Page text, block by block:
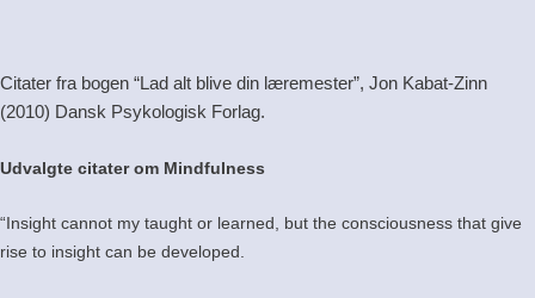
Citater fra bogen “Lad alt blive din læremester”, Jon Kabat-Zinn
(2010) Dansk Psykologisk Forlag.
Udvalgte citater om Mindfulness
“Insight cannot my taught or learned, but the consciousness that give
rise to insight can be developed.